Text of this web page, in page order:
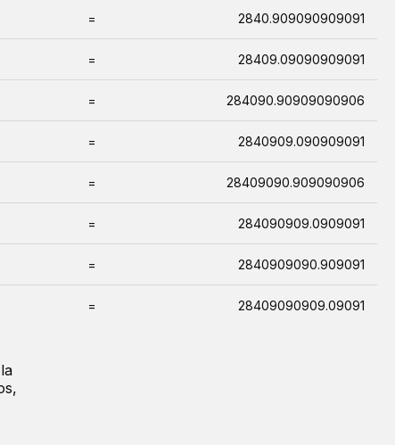
= 2840.909090909091
= 28409.09090909091
= 284090.90909090906
= 2840909.090909091
= 28409090.909090906
= 284090909.0909091
= 2840909090.909091
= 28409090909.09091